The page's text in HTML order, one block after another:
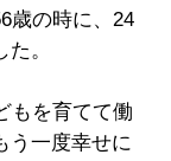
歳の時に、24
。
もを育てて働
う一度幸せに